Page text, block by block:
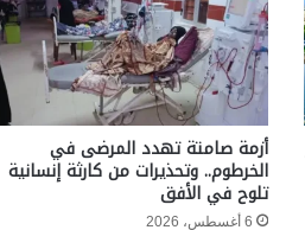
أزمة صامتة تهدد المرضى في
الخرطوم.. وتحذيرات من كارثة إنسانية
تلوح في الأفق
6 أغسطس، 2026